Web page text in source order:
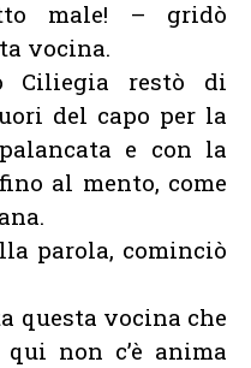
male! – gridò
vocina.
Ciliegia restò di
del capo per la
e con la
al mento, come
parola, cominciò
questa vocina che
qui non c’è anima